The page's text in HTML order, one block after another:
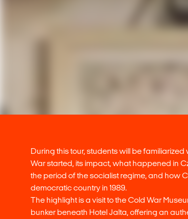
During this tour, students will be
War started, its impact, what happened in
the period of the socialist regime, and how
democratic country in 1989.
The highlight is a visit to the Cold War
bunker beneath Hotel Jalta, offering an